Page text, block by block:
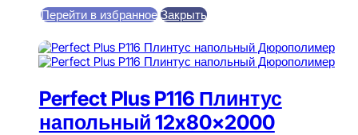
Перейти в избранное Закрыть
Perfect Plus P116 Плинтус
напольный 12x80x2000